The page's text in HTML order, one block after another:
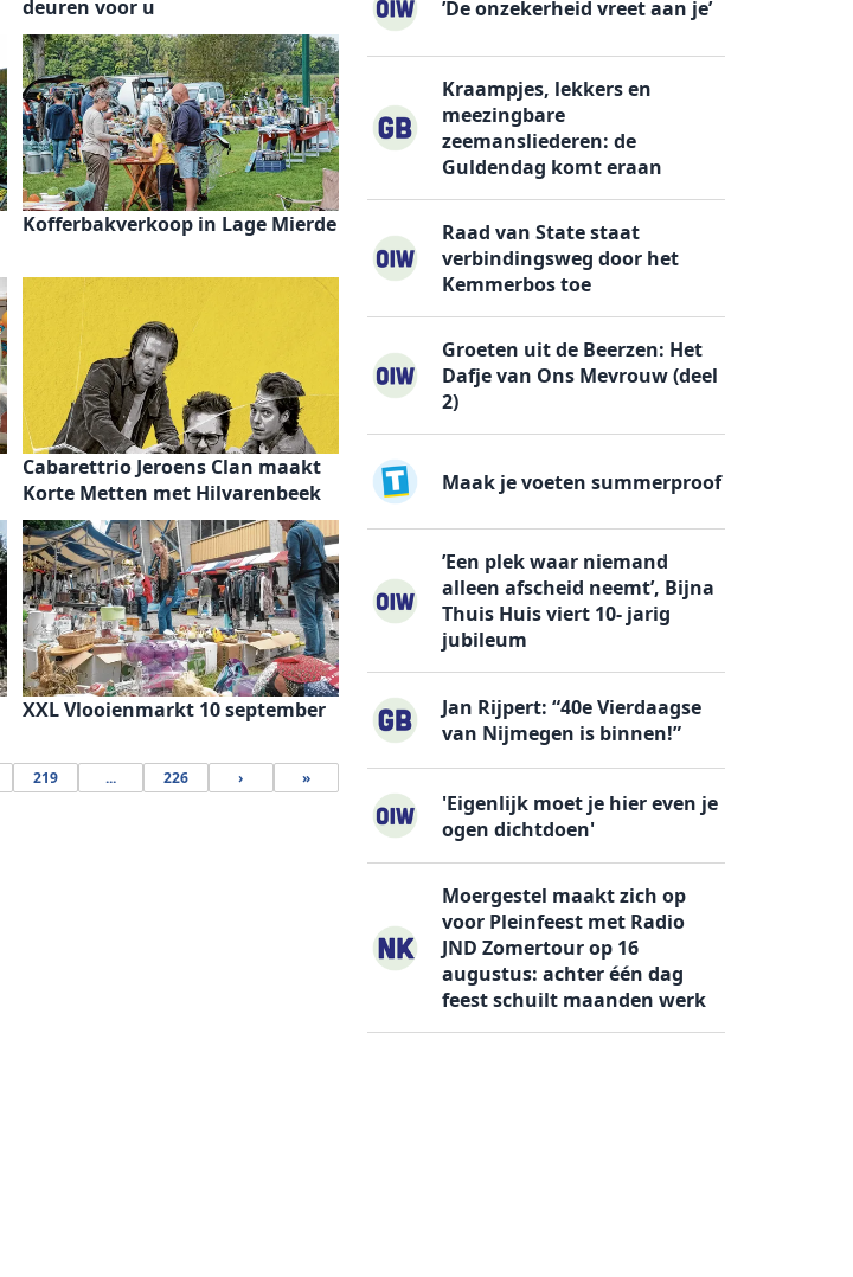
deuren voor u
Kofferbakverkoop in Lage Mierde
Cabarettrio Jeroens Clan maakt
Korte Metten met Hilvarenbeek
XXL Vlooienmarkt 10 september
219 ... 226 › »
’De onzekerheid vreet aan je’
Kraampjes, lekkers en
meezingbare
zeemansliederen: de
Guldendag komt eraan
Raad van State staat
verbindingsweg door het
Kemmerbos toe
Groeten uit de Beerzen: Het
Dafje van Ons Mevrouw (deel
2)
Maak je voeten summerproof
’Een plek waar niemand
alleen afscheid neemt’, Bijna
Thuis Huis viert 10- jarig
jubileum
Jan Rijpert: “40e Vierdaagse
van Nijmegen is binnen!”
'Eigenlijk moet je hier even je
ogen dichtdoen'
Moergestel maakt zich op
voor Pleinfeest met Radio
JND Zomertour op 16
augustus: achter één dag
feest schuilt maanden werk